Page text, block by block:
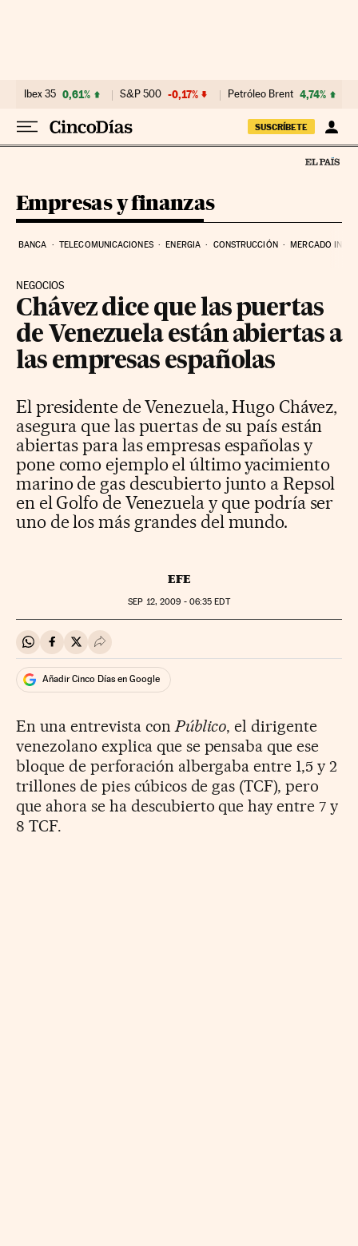
Ibex 35 0,61% S&P 500 -0,17% Petróleo Brent 4,74%
SUSCRÍBETE
Empresas y finanzas
BANCA TELECOMUNICACIONES ENERGIA CONSTRUCCIÓN MERCADO
NEGOCIOS
Chávez dice que las puertas
de Venezuela están abiertas a
las empresas españolas
El presidente de Venezuela, Hugo Chávez,
asegura que las puertas de su país están
abiertas para las empresas españolas y
pone como ejemplo el último yacimiento
marino de gas descubierto junto a Repsol
en el Golfo de Venezuela y que podría ser
uno de los más grandes del mundo.
EFE
SEP 12, 2009 - 06:35 EDT
Compartir en Whatsapp
Compartir en Facebook
Compartir en Twitter
Desplegar Redes Sociales
Añadir Cinco Días en Google
En una entrevista con Público, el dirigente
venezolano explica que se pensaba que ese
bloque de perforación albergaba entre 1,5 y 2
trillones de pies cúbicos de gas (TCF), pero
que ahora se ha descubierto que hay entre 7 y
8 TCF.